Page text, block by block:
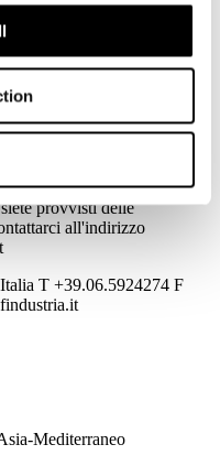
all'indirizzo
è necessario per la
utilizzando il flag
provvisti delle
all'indirizzo
T +39.06.5924274 F
Mediterraneo